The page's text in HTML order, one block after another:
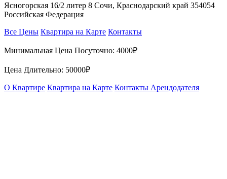
Ясногорская 16/2 литер 8 Сочи, Краснодарский край 354054
Российская Федерация
Все Цены Квартира на Карте Контакты
Минимальная Цена Посуточно: 4000₽
Цена Длительно: 50000₽
О Квартире Квартира на Карте Контакты Арендодателя